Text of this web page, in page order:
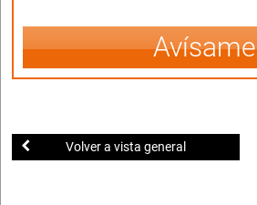
Avísame
Volver a vista general